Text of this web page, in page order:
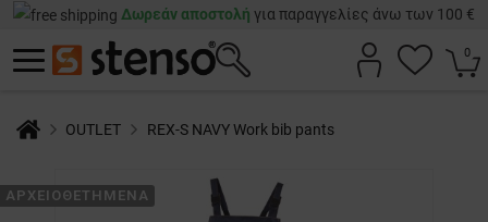
Δωρεάν αποστολή για παραγγελίες άνω των 100 €
0
OUTLET REX-S NAVY Work bib pants
ΑΡΧΕΙΟΘΕΤΗΜΈΝΑ